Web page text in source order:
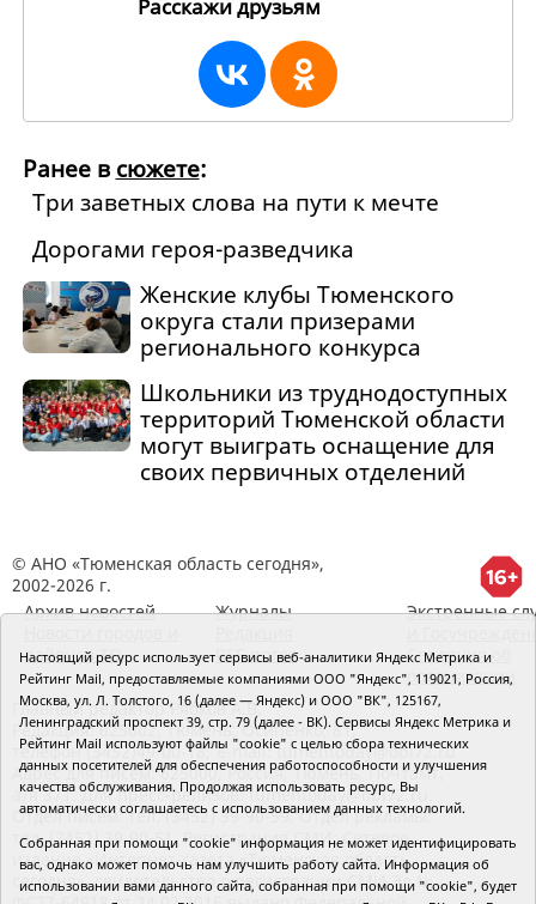
Расскажи друзьям
Ранее в сюжете:
Три заветных слова на пути к мечте
Дорогами героя-разведчика
Женские клубы Тюменского
округа стали призерами
регионального конкурса
Школьники из труднодоступных
территорий Тюменской области
могут выиграть оснащение для
своих первичных отделений
© АНО «Тюменская область сегодня»,
2002-2026 г.
Архив новостей
районов ТО
Журналы
RSS поток
Экстренные
Сведения об
организации
Главный редактор Рябков А.В.
Редакция: 625002, Тюмень, Осипенко, 81,
телефон (3452)49-00-18, e-mail: tumentoday@obl72.ru
Адрес для писем: 625000, Россия, Тюмень, Почтамт,
а/я 371. Для пресс-релизов: tumentoday@obl72.ru.
Отдел писем: тел. (3452) 39-90-59. Отдел рекламы:
тел. (3452) 39-90-51. Регистрация СМИ: Сетевое
издание «Интернет-газета «Тюменская область
сегодня», свидетельство о регистрации СМИ Эл №
Настоящий ресурс использует сервисы веб-аналитики Яндекс Метрика и
Рейтинг Mail, предоставляемые компаниями ООО "Яндекс", 119021, Россия,
Москва, ул. Л. Толстого, 16 (далее — Яндекс) и ООО "ВК", 125167,
Ленинградский проспект 39, стр. 79 (далее - ВК). Сервисы Яндекс Метрика и
Рейтинг Mail используют файлы "cookie" с целью сбора технических
данных посетителей для обеспечения работоспособности и улучшения
качества обслуживания. Продолжая использовать ресурс, Вы
автоматически соглашаетесь с использованием данных технологий.
Собранная при помощи "cookie" информация не может идентифицировать
вас, однако может помочь нам улучшить работу сайта. Информация об
использовании вами данного сайта, собранная при помощи "cookie", будет